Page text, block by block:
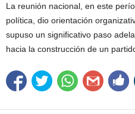
La reunión nacional, en este
política, dio orientación
supuso un significativo paso
hacia la construcción de un